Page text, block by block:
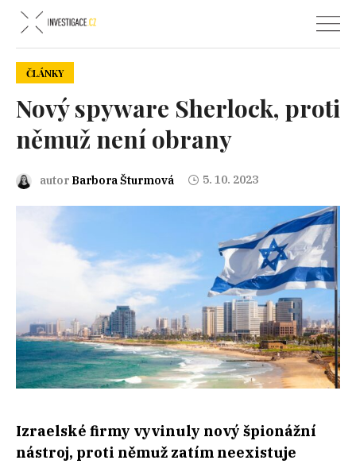
ČLÁNKY
Nový spyware Sherlock, proti
němuž není obrany
autor Barbora Šturmová 5. 10. 2023
Izraelské firmy vyvinuly nový špionážní
nástroj, proti němuž zatím neexistuje